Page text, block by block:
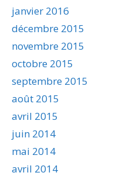
janvier 2016
décembre 2015
novembre 2015
octobre 2015
septembre 2015
août 2015
avril 2015
juin 2014
mai 2014
avril 2014